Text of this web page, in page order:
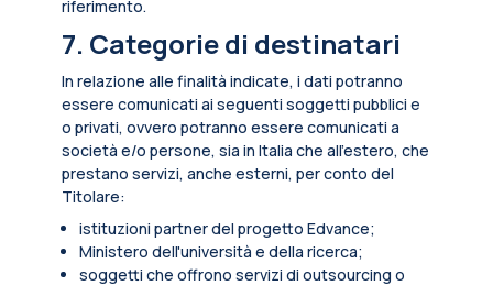
riferimento.
7. Categorie di destinatari
In relazione alle finalità indicate, i dati potranno
essere comunicati ai seguenti soggetti pubblici e
o privati, ovvero potranno essere comunicati a
società e/o persone, sia in Italia che all’estero, che
prestano servizi, anche esterni, per conto del
Titolare:
istituzioni partner del progetto Edvance;
Ministero dell'università e della ricerca;
soggetti che offrono servizi di outsourcing o